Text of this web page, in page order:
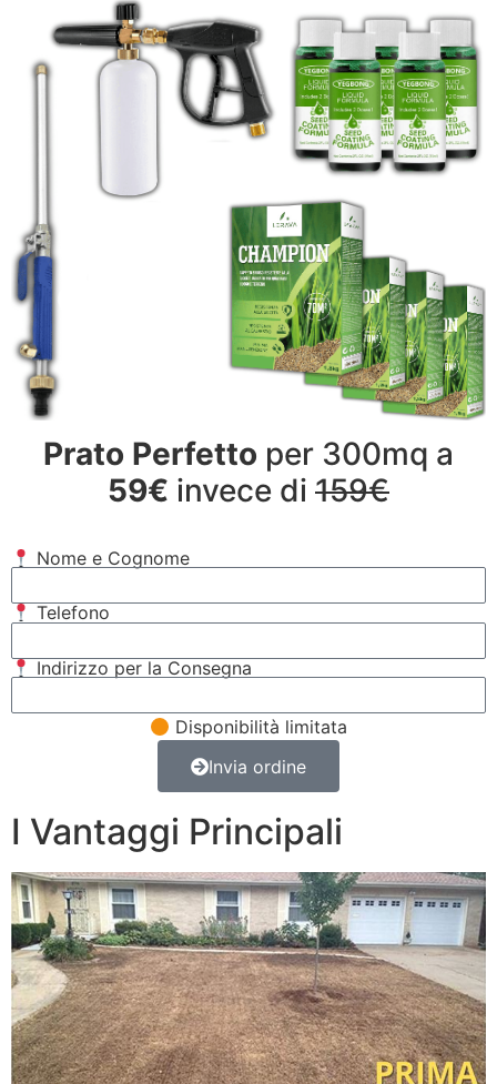
Prato Perfetto per 300mq a
59€ invece di 159€
Nome e Cognome
Telefono
Indirizzo per la Consegna
Disponibilità limitata
Invia ordine
I Vantaggi Principali